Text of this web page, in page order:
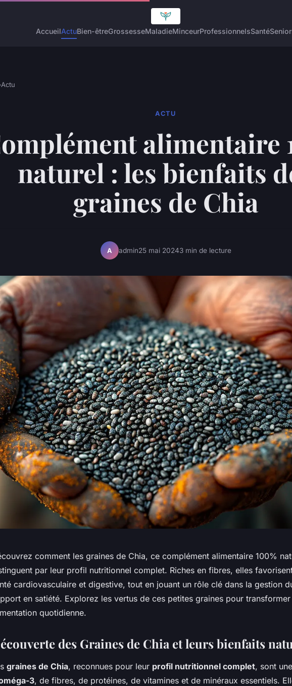
AccueilActuBien-êtreGrossesseMaladieMinceurProfessionnelsSanté
Actu
ACTU
alimentaire
naturel : les bienfaits
graines de Chia
A admin25 mai 20243 min de lecture
comment les graines de Chia, ce complément alimentaire 100%
par leur profil nutritionnel complet. Riches en fibres, elles
cardiovasculaire et digestive, tout en jouant un rôle clé dans la gestion
en satiété. Explorez les vertus de ces petites graines pour
quotidienne.
des Graines de Chia et leurs bienfaits
graines de Chia, reconnues pour leur profil nutritionnel complet, sont
3, de fibres, de protéines, de vitamines et de minéraux essentiels.